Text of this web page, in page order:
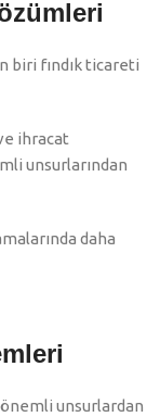
biri fındık ticareti
ihracat
unsurlarından
daha
unsurlardan